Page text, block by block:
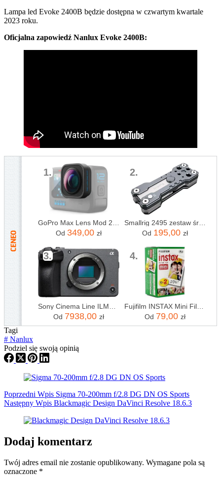
Lampa led Evoke 2400B będzie dostępna w czwartym kwartale
2023 roku.
Oficjalna zapowiedź Nanlux Evoke 2400B:
1.
Od 349,00 zł
2.
Smallrig 2495 zestaw śrubokrętów składanych hunter (cl-2495)
Od 195,00 zł
3.
Od 7938,00 zł
4.
Fujifilm INSTAX Mini Film - 20 szt.
Od 79,00 zł
Tagi
# Nanlux
Podziel się swoją opinią
Poprzedni Wpis Sigma 70-200mm f/2.8 DG DN OS Sports
Następny Wpis Blackmagic Design DaVinci Resolve 18.6.3
Dodaj komentarz
Twój adres email nie zostanie opublikowany. Wymagane pola są
oznaczone *